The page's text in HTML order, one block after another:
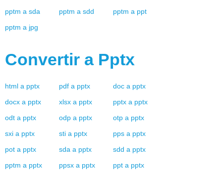
pptm a sda pptm a sdd pptm a ppt
pptm a jpg
Convertir a Pptx
html a pptx pdf a pptx doc a pptx
docx a pptx xlsx a pptx pptx a pptx
odt a pptx odp a pptx otp a pptx
sxi a pptx sti a pptx pps a pptx
pot a pptx sda a pptx sdd a pptx
pptm a pptx ppsx a pptx ppt a pptx